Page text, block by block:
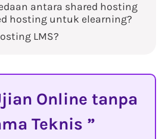
antara shared hosting
hosting untuk elearning?
LMS?
Online tanpa
Teknis